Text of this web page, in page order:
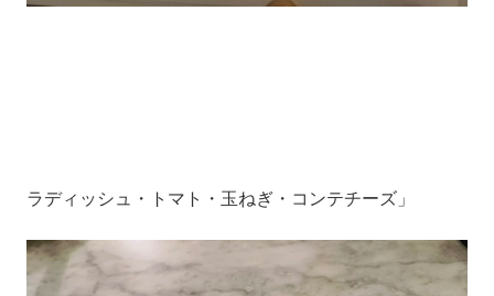
ラディッシュ・トマト・玉ねぎ・コンテチーズ」